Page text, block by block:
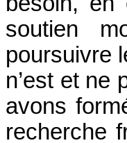
soutien
poursuivre
n’est et ne
avons
recherche